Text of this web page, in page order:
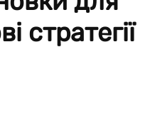
стратегії